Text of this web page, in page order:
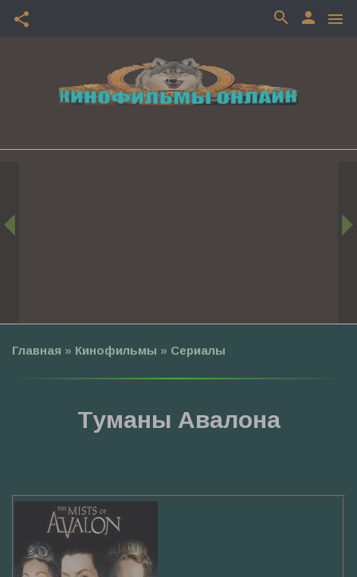
share menu
person
search
Главная » Кинофильмы » Сериалы
Туманы Авалона